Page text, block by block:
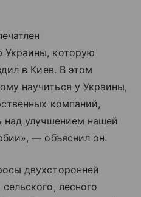
Украины, которую
в Киев. В этом
научиться у Украины,
компаний,
над улучшением нашей
— объяснил он.
двухсторонней
лесного